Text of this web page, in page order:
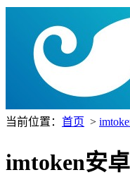
当前位置： 首页 >
imtoken安